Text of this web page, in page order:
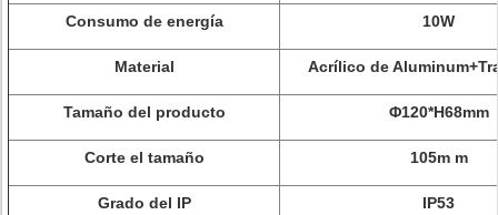
Consumo de energía 10W
Material Acrílico de
Tamaño del producto Φ120*H68mm
Corte el tamaño 105m m
Grado del IP IP53